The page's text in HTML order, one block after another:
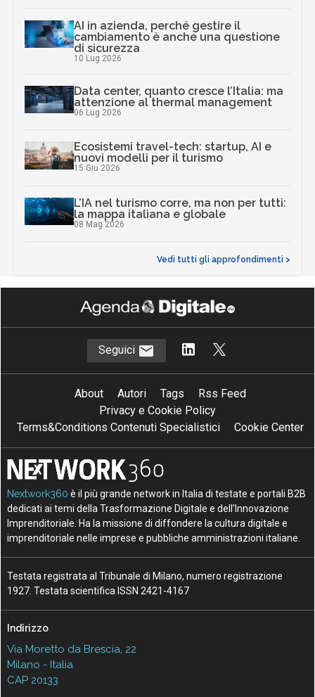
AI in azienda, perché gestire il
cambiamento è anche una questione
di sicurezza
10 Lug 2026
Data center, quanto cresce l’Italia: ma
attenzione al thermal management
06 Lug 2026
Ecosistemi travel-tech: startup, AI e
nuovi modelli per il turismo
15 Giu 2026
L’IA nel turismo corre, ma non per tutti:
la mappa italiana e globale
08 Mag 2026
Vedi tutti gli approfondimenti >
Seguici
About Autori Tags
Rss Feed
Privacy e Cookie Policy
Terms&Conditions Contenuti Specialistici
Cookie Center
Nextwork360 è il più grande network in Italia di testate e portali B2B
dedicati ai temi della Trasformazione Digitale e dell’Innovazione
Imprenditoriale. Ha la missione di diffondere la cultura digitale e
imprenditoriale nelle imprese e pubbliche amministrazioni italiane.
Testata registrata al Tribunale di Milano, numero registrazione
1927. Testata scientifica ISSN 2421-4167
Indirizzo
Via Moretto da Brescia, 22
Milano - Italia
CAP 20133